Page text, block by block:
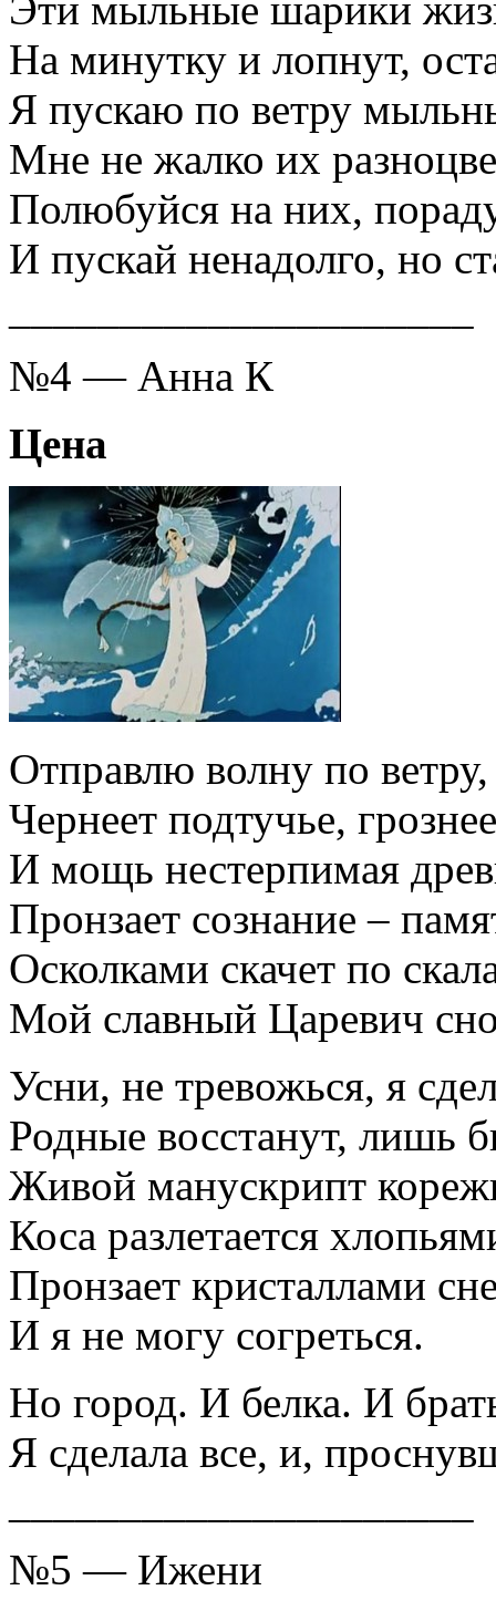
На минутку и лопнут,
Я пускаю по ветру
Мне не жалко их
Полюбуйся на них,
И пускай ненадолго, но
№4 — Анна К
Цена
Отправлю волну по
Чернеет подтучье,
И мощь нестерпимая
Пронзает сознание –
Осколками скачет по
Мой славный Царевич
Усни, не тревожься, я
Родные восстанут, лишь
Живой манускрипт
Коса разлетается
Пронзает кристаллами
И я не могу согреться.
Но город. И белка. И
Я сделала все, и,
№5 — Ижени